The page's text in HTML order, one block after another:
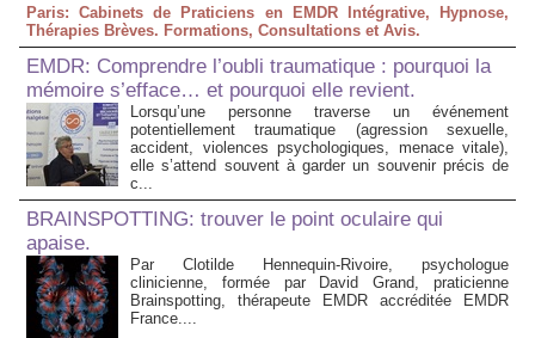
Paris: Cabinets de Praticiens en EMDR Intégrative, Hypnose,
Thérapies Brèves. Formations, Consultations et Avis.
EMDR: Comprendre l’oubli traumatique : pourquoi la
mémoire s’efface… et pourquoi elle revient.
Lorsqu’une personne traverse un événement
potentiellement traumatique (agression sexuelle,
accident, violences psychologiques, menace vitale),
elle s’attend souvent à garder un souvenir précis de
c...
BRAINSPOTTING: trouver le point oculaire qui
apaise.
Par Clotilde Hennequin-Rivoire, psychologue
clinicienne, formée par David Grand, praticienne
Brainspotting, thérapeute EMDR accréditée EMDR
France....